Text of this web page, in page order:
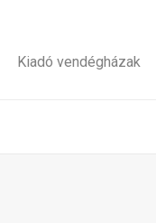
Kiadó vendégházak